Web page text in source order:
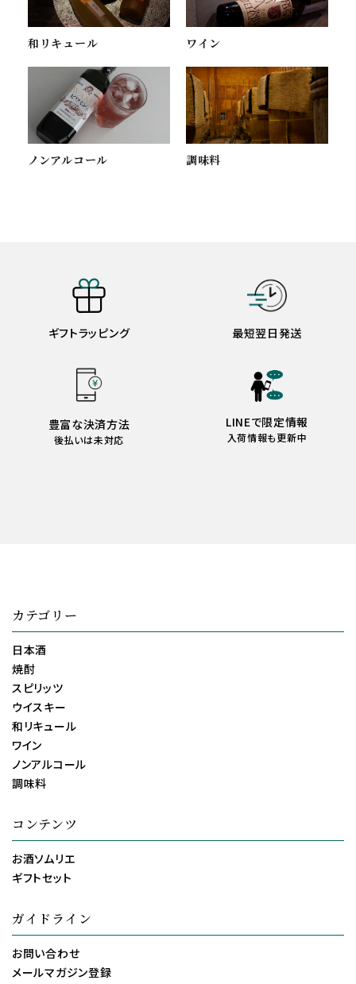
和リキュール ワイン
ノンアルコール 調味料
ギフトラッピング 最短翌日発送
豊富な決済方法
後払いは未対応
LINEで限定情報
入荷情報も更新中
カテゴリー
日本酒
焼酎
スピリッツ
ウイスキー
和リキュール
ワイン
ノンアルコール
調味料
コンテンツ
お酒ソムリエ
ギフトセット
ガイドライン
お問い合わせ
メールマガジン登録